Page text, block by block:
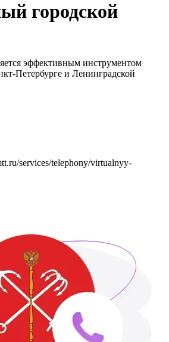
городской
эффективным инструментом
Петербурге и Ленинградской
services/telephony/virtualnyy-